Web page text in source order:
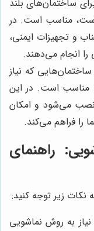
ساختمان‌های بلند
مناسب است. در
و تجهیزات ایمنی،
را انجام می‌دهند.
که نیاز
مناسب است. در این
می‌شود و امکان
را فراهم می‌کند.
راهنمای
نکات زیر توجه کنید:
به روش نماشویی